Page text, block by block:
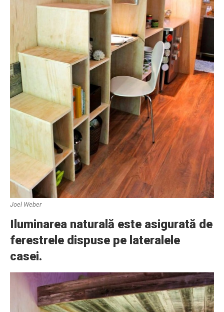
Joel Weber
Iluminarea naturală este asigurată de
ferestrele dispuse pe lateralele
casei.